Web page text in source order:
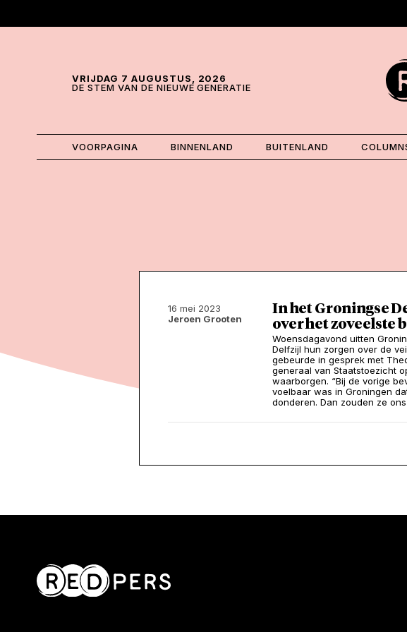
VRIJDAG 7 AUGUSTUS, 2026
DE STEM VAN DE NIEUWE GENERATIE
VOORPAGINA BINNENLAND BUITENLAND
16 mei 2023
Jeroen Grooten
In het Groningse
over het zoveelste
Woensdagavond uitten
Delfzijl hun zorgen over de
gebeurde in gesprek met
generaal van Staatstoezicht
waarborgen. “Bij de vorige
voelbaar was in Groningen
donderen. Dan zouden ze